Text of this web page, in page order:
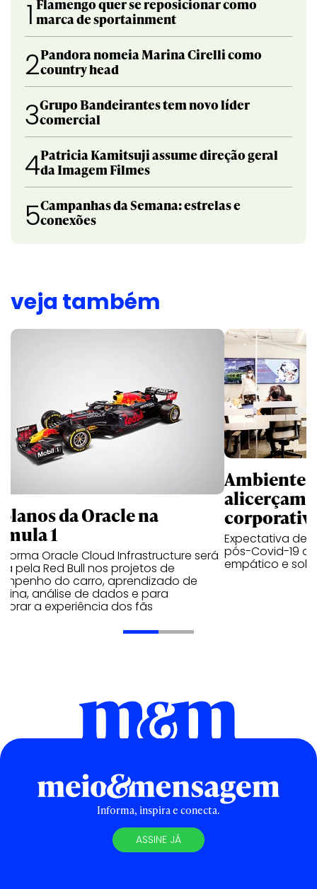
1 Flamengo quer se reposicionar como
marca de sportainment
2Pandora nomeia Marina Cirelli como
country head
3Grupo Bandeirantes tem novo líder
comercial
4Patricia Kamitsuji assume direção geral
da Imagem Filmes
5Campanhas da Semana: estrelas e
conexões
veja também
da Oracle na
1
Oracle Cloud Infrastructure será
pela Red Bull nos projetos de
do carro, aprendizado de
análise de dados e para
a experiência dos fãs
Ambientes
alicerçam
Expectativa de
pós-Covid-19
empático e
Informa, inspira e conecta.
ASSINE JÁ